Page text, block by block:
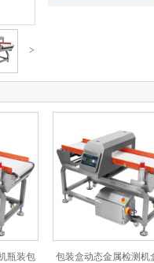
>
瓶装包
包装盒动态金属检测机